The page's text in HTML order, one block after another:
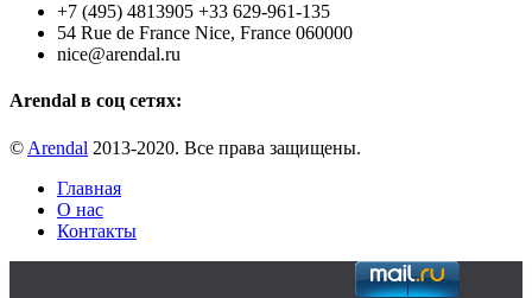
+7 (495) 4813905 +33 629-961-135
54 Rue de France Nice, France 060000
nice@arendal.ru
Arendal в соц сетях:
© Arendal 2013-2020. Все права защищены.
Главная
О нас
Контакты